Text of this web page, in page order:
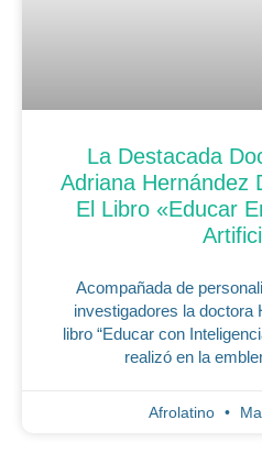
La Destacada
Adriana Hernández
El Libro «Educar
Acompañada de
investigadores la doctora
libro “Educar con
realizó en la
Afrolatino